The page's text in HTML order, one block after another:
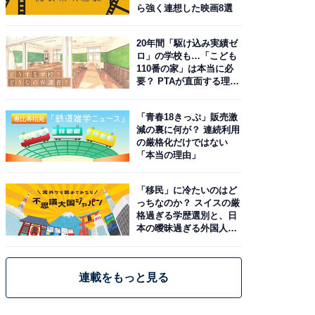
ら強く連想した映画8選
20年間「駆け込み実績ゼ
ロ」の学校も…「こども
110番の家」は本当に必
要？ PTAが直面する理想
「青春18きっぷ」販売激
減の裏に何が？ 連続利用
の厳格化だけではない
「本当の理由」
「移民」に冷たいのはど
っちなのか？ スイスの厳
格過ぎる学歴選別と、日
本の曖昧過ぎる外国人政
連載をもっと見る